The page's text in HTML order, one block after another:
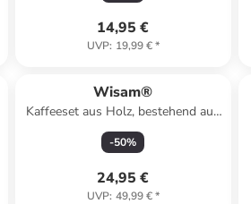
14,95 €
UVP: 19,99 €*
Wisam®
Kaffeeset aus Holz, bestehend aus
Kaffeemaschine, Tassen
-50%
24,95 €
UVP: 49,99 €*